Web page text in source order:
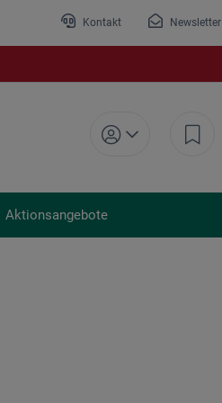
Kontakt Newsletter
Aktionsangebote